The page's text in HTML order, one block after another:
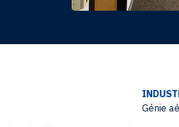
Génie